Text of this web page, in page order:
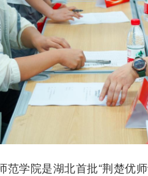
范学院是湖北首批“荆楚优